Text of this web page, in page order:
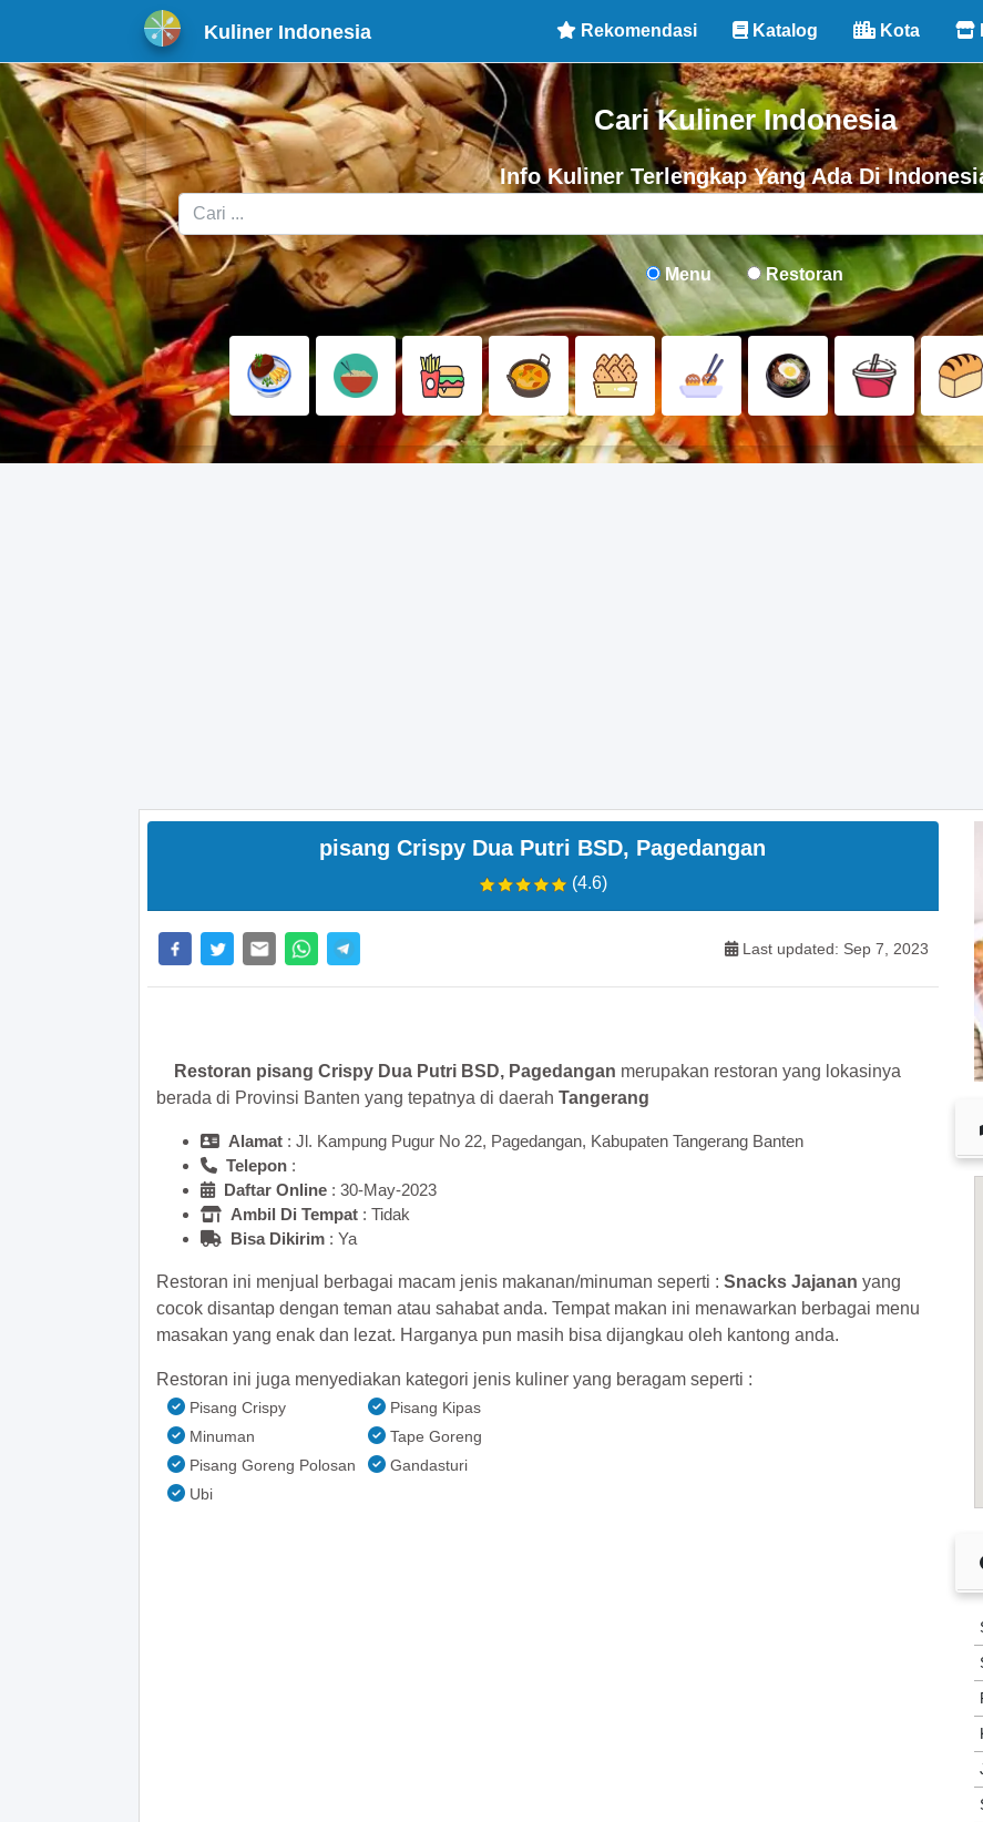
Kuliner Indonesia Rekomendasi Katalog Kota
Cari Kuliner Indonesia
Info Kuliner Terlengkap Yang Ada Di
Menu Restoran
pisang Crispy Dua Putri BSD, Pagedangan
(4.6)
Last updated: Sep 7, 2023
Restoran pisang Crispy Dua Putri BSD, Pagedangan merupakan restoran yang lokasinya
berada di Provinsi Banten yang tepatnya di daerah Tangerang
Alamat : Jl. Kampung Pugur No 22, Pagedangan, Kabupaten Tangerang Banten
Telepon :
Daftar Online : 30-May-2023
Ambil Di Tempat : Tidak
Bisa Dikirim : Ya
Restoran ini menjual berbagai macam jenis makanan/minuman seperti : Snacks Jajanan yang
cocok disantap dengan teman atau sahabat anda. Tempat makan ini menawarkan berbagai menu
masakan yang enak dan lezat. Harganya pun masih bisa dijangkau oleh kantong anda.
Restoran ini juga menyediakan kategori jenis kuliner yang beragam seperti :
Pisang Crispy
Pisang Kipas
Minuman
Tape Goreng
Pisang Goreng Polosan
Gandasturi
Ubi